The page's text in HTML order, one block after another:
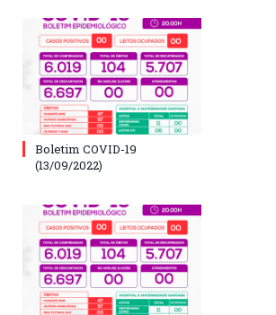
Boletim COVID-19
(13/09/2022)